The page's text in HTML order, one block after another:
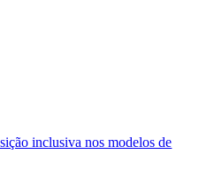
inclusiva nos modelos de